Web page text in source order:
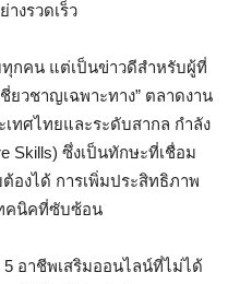
งรวดเร็ว
ทุกคน แต่เป็นข่าวดีสำหรับผู้ที่
ยวชาญเฉพาะทาง” ตลาดงาน
ทศไทยและระดับสากล กำลัง
Skills) ซึ่งเป็นทักษะที่เชื่อม
องได้ การเพิ่มประสิทธิภาพ
คนิคที่ซับซ้อน
อาชีพเสริมออนไลน์ที่ไม่ได้